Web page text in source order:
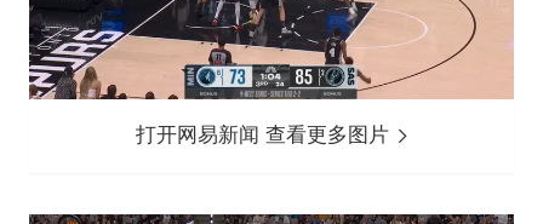
打开网易新闻 查看更多图片